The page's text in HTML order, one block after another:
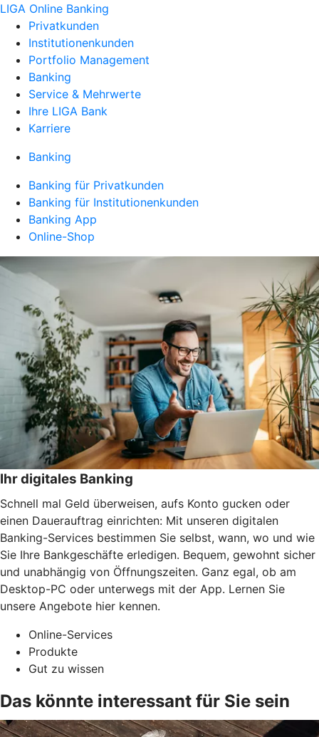
LIGA Online Banking
Privatkunden
Institutionenkunden
Portfolio Management
Banking
Service & Mehrwerte
Ihre LIGA Bank
Karriere
Banking
Banking für Privatkunden
Banking für Institutionenkunden
Banking App
Online-Shop
Ihr digitales Banking
Schnell mal Geld überweisen, aufs Konto gucken oder
einen Dauerauftrag einrichten: Mit unseren digitalen
Banking-Services bestimmen Sie selbst, wann, wo und wie
Sie Ihre Bankgeschäfte erledigen. Bequem, gewohnt sicher
und unabhängig von Öffnungszeiten. Ganz egal, ob am
Desktop-PC oder unterwegs mit der App. Lernen Sie
unsere Angebote hier kennen.
Online-Services
Produkte
Gut zu wissen
Das könnte interessant für Sie sein